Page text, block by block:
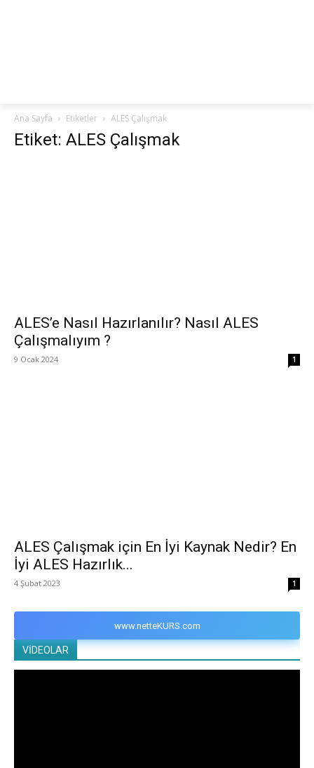
Ana Sayfa Etiketler ALES Çalışmak
Etiket: ALES Çalışmak
ALES’e Nasıl Hazırlanılır? Nasıl ALES
Çalışmalıyım ?
9 Ocak 2024 1
ALES Çalışmak için En İyi Kaynak Nedir? En
İyi ALES Hazırlık...
4 Şubat 2023 1
www.netteKURS.com
VİDEOLAR